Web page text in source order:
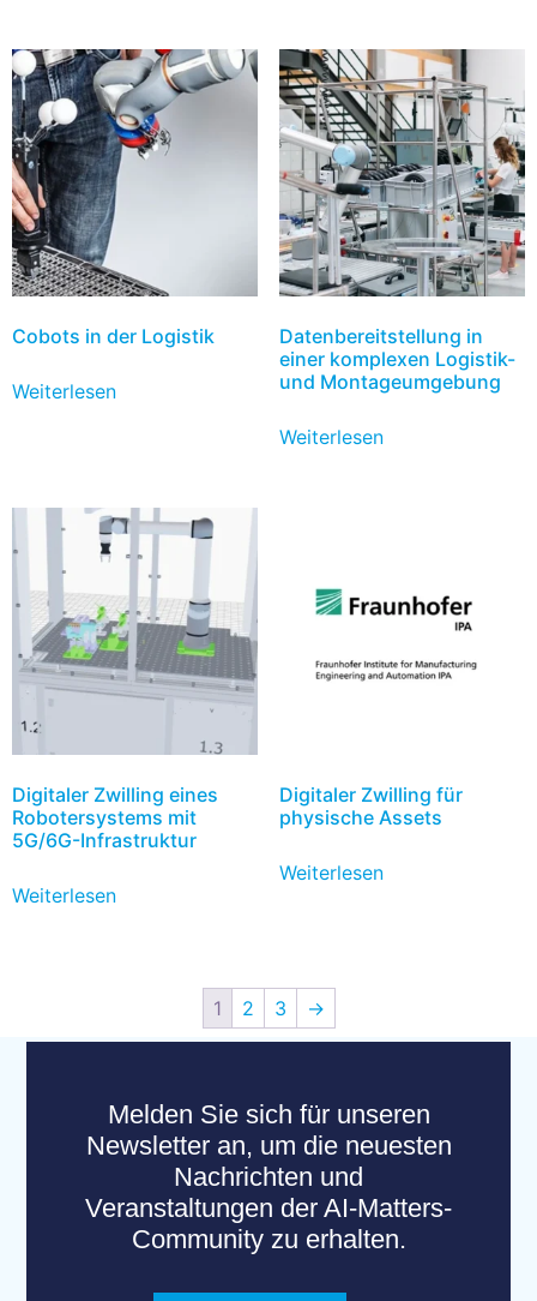
Cobots in der Logistik
Weiterlesen
Datenbereitstellung in
einer komplexen Logistik-
und Montageumgebung
Weiterlesen
Digitaler Zwilling eines
Robotersystems mit
5G/6G-Infrastruktur
Weiterlesen
Digitaler Zwilling für
physische Assets
Weiterlesen
1 2 3 →
Melden Sie sich für unseren
Newsletter an, um die neuesten
Nachrichten und
Veranstaltungen der AI-Matters-
Community zu erhalten.